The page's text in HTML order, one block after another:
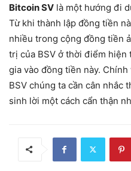
Bitcoin SV là một hướng đi
Từ khi thành lập đồng tiền
nhiều trong cộng đồng tiền
trị của BSV ở thời điểm hiện
gia vào đồng tiền này.
BSV chúng ta cần cân nhắc
sinh lời một cách cẩn thận